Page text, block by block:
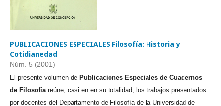
PUBLICACIONES ESPECIALES Filosofía: Historia y
Cotidianedad
Núm. 5 (2001)
El presente volumen de Publicaciones Especiales de Cuadernos
de Filosofíareúne, casi en en su totalidad, los trabajos presentados
por docentes del Departamento de Filosofía de la Universidad de